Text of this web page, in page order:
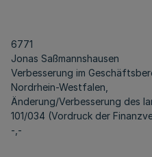
6771
Jonas Saßmannshausen
Verbesserung im
Nordrhein-Westfalen,
Änderung/Verbesserung des
101/034 (Vordruck der
-,-